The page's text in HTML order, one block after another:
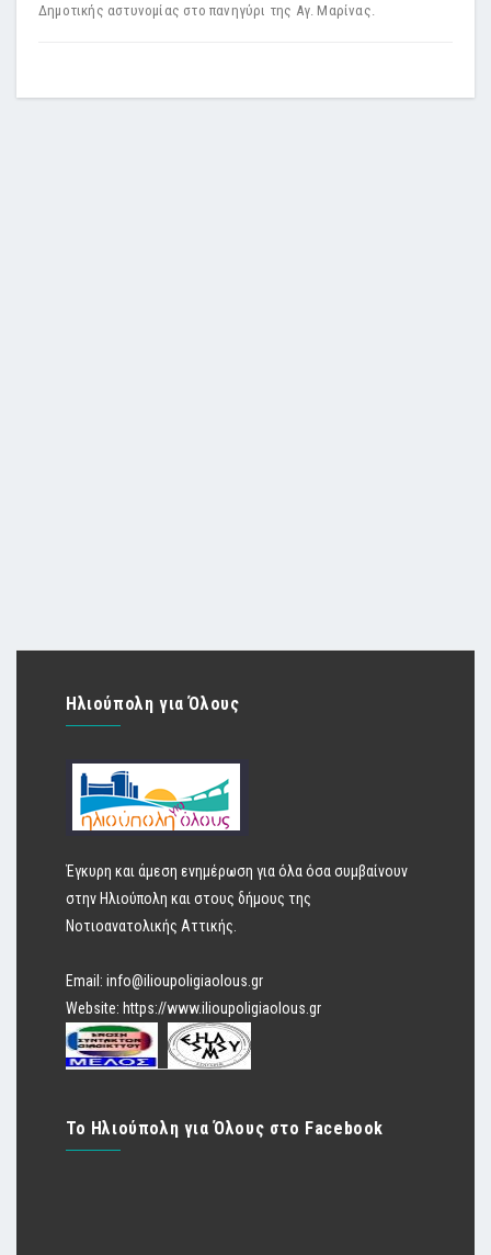
Δημοτικής αστυνομίας στο πανηγύρι της Αγ. Μαρίνας.
Ηλιούπολη για Όλους
Έγκυρη και άμεση ενημέρωση για όλα όσα συμβαίνουν
στην Ηλιούπολη και στους δήμους της
Νοτιοανατολικής Αττικής.
Email: info@ilioupoligiaolous.gr
Website: https://www.ilioupoligiaolous.gr
Το Ηλιούπολη για Όλους στο Facebook